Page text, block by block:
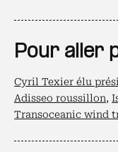
Pour aller
Cyril Texier élu
Adisseo roussillon,
Transoceanic wind